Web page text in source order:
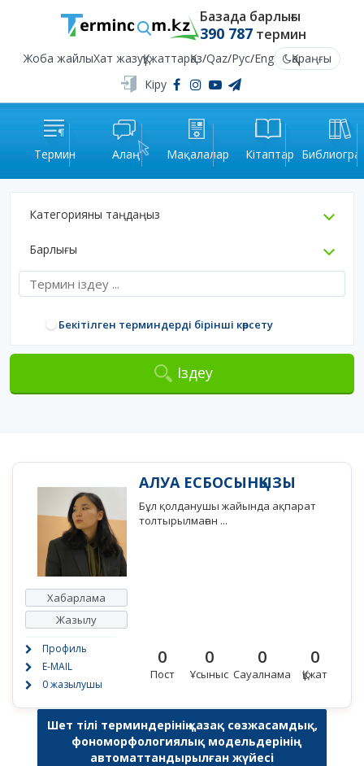
Базада барлығы
390 787термин
Жоба жайлыХат жазуҚұжаттарҚаз/Qaz/Рус/Eng
Қараңғы
Кіру
Термин Алаң Мақалалар Кітаптар
Категорияны таңдаңыз
Барлығы
Бекітілген терминдерді бірінші көрсету
Іздеу
Хабарлама
Жазылу
Профиль
E-MAIL
0 жазылушы
АЛУА ЕСБОСЫНҚЫЗЫ
Бұл қолданушы жайында ақпарат
толтырылмаған ...
0
Пост
0
Ұсыныс
0
Сауалнама
0
Құжат
Шет тілі терминдерінің қазақ сөзжасамдық,
фономорфологиялық модельдерінің
автоматтандырылған жүйесі